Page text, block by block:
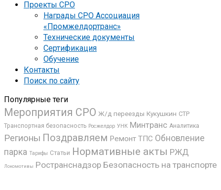
Проекты СРО
Награды СРО Ассоциация
«Промжелдортранс»
Технические документы
Сертификация
Обучение
Контакты
Поиск по сайту
Популярные теги
Мероприятия СРО Ж/д переезды Кукушкин СТР
Транспортная безопасность Росжелдор УНК Минтранс Аналитика
Регионы Поздравляем Ремонт ТПС Обновление
парка Тарифы Статьи Нормативные акты РЖД
Локомотивы Ространснадзор Безопасность на транспорте